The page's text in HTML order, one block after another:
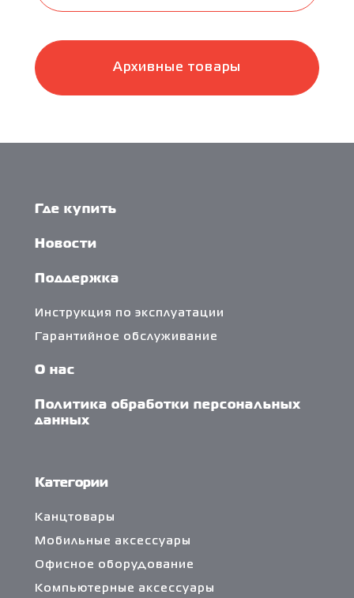
Архивные товары
Где купить
Новости
Поддержка
Инструкция по эксплуатации
Гарантийное обслуживание
О нас
Политика обработки персональных
данных
Категории
Канцтовары
Мобильные аксессуары
Офисное оборудование
Компьютерные аксессуары